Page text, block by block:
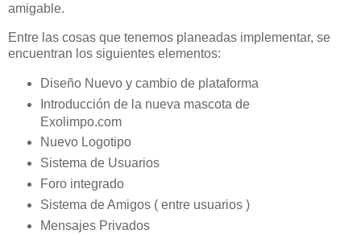
amigable.
Entre las cosas que tenemos planeadas implementar, se
encuentran los siguientes elementos:
Diseño Nuevo y cambio de plataforma
Introducción de la nueva mascota de
Exolimpo.com
Nuevo Logotipo
Sistema de Usuarios
Foro integrado
Sistema de Amigos ( entre usuarios )
Mensajes Privados